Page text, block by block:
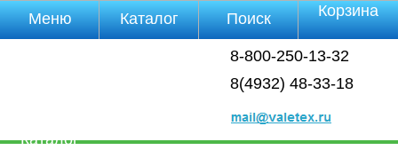
8-800-250-13-32
8(4932) 48-33-18
Меню
Каталог
Каталог Поиск Корзина